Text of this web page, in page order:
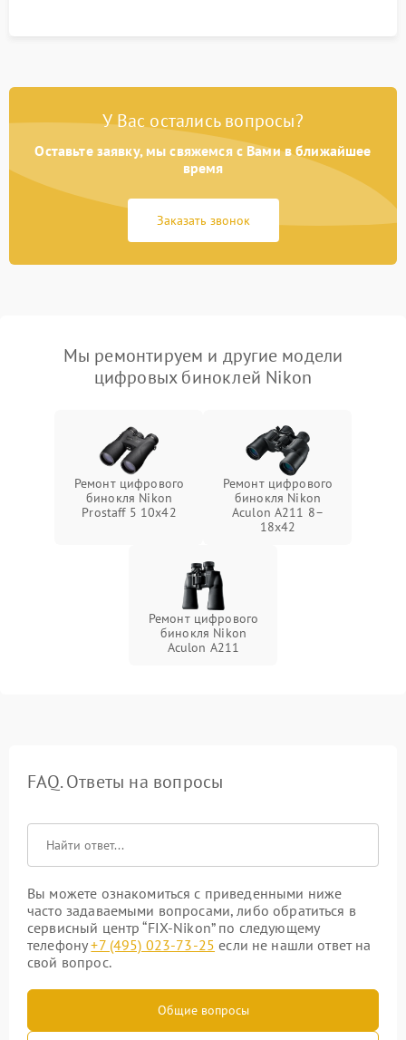
У Вас остались вопросы?
Оставьте заявку, мы свяжемся с Вами в ближайшее
время
Заказать звонок
Мы ремонтируем и другие модели
цифровых биноклей Nikon
Ремонт цифрового
бинокля Nikon
Prostaff 5 10x42
Ремонт цифрового
бинокля Nikon
Aculon A211 8–
18x42
Ремонт цифрового
бинокля Nikon
Aculon A211
FAQ. Ответы на вопросы
Вы можете ознакомиться с приведенными ниже
часто задаваемыми вопросами, либо обратиться в
сервисный центр “FIX-Nikon” по следующему
телефону+7 (495) 023-73-25 если не нашли ответ на
свой вопрос.
Общие вопросы